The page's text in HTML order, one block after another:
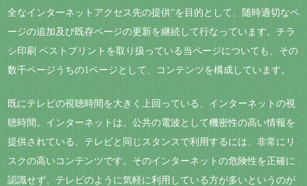
全なインターネットアクセス先の提供”を目的として、随時適切なペ
ージの追加及び既存ページの更新を継続して行なっています。チラ
シ印刷 ベストプリントを取り扱っている当ページについても、その
数千ページうちの1ページとして、コンテンツを構成しています。
既にテレビの視聴時間を大きく上回っている、インターネットの視
聴時間。インターネットは、公共の電波として機密性の高い情報を
提供されている、テレビと同じスタンスで利用するには、非常にリ
スクの高いコンテンツです。そのインターネットの危険性を正確に
認識せず、テレビのように気軽に利用している方が多いというのが